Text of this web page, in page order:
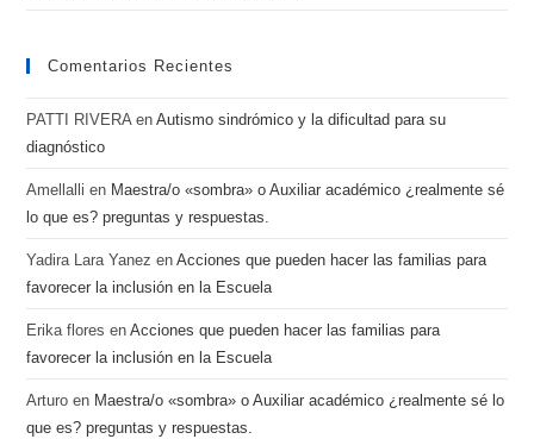
Comentarios Recientes
PATTI RIVERAenAutismo sindrómico y la dificultad para su
diagnóstico
Amellalli en Maestra/o «sombra» o Auxiliar académico ¿realmente sé
lo que es? preguntas y respuestas.
Yadira Lara Yanez enAcciones que pueden hacer las familias para
favorecer la inclusión en la Escuela
Erika flores enAcciones que pueden hacer las familias para
favorecer la inclusión en la Escuela
Arturo en Maestra/o «sombra» o Auxiliar académico ¿realmente sé lo
que es? preguntas y respuestas.